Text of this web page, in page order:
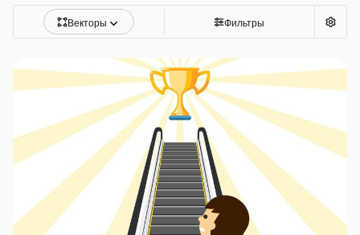
Векторы Фильтры